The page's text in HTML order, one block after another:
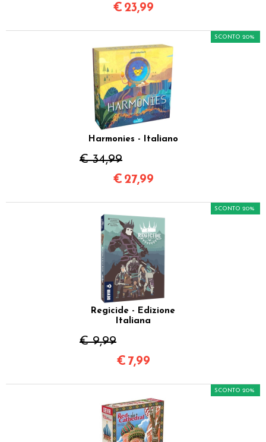
€ 23,99
Harmonies - Italiano
€ 34,99
SCONTO 20%
€ 27,99
Regicide - Edizione
Italiana
€ 9,99
SCONTO 20%
€ 7,99
SCONTO 20%